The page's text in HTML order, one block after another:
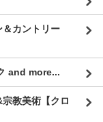
カントリー
and more...
教美術【クロ